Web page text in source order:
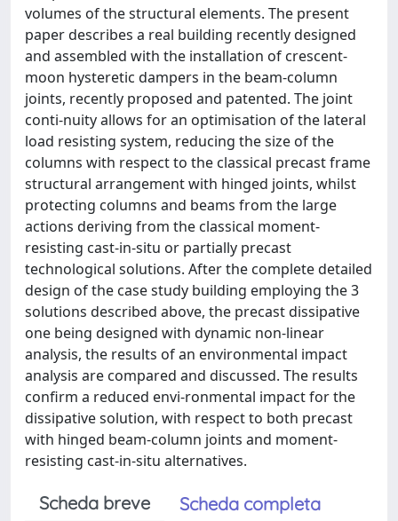
volumes of the structural elements. The present
paper describes a real building recently designed
and assembled with the installation of crescent-
moon hysteretic dampers in the beam-column
joints, recently proposed and patented. The joint
conti-nuity allows for an optimisation of the lateral
load resisting system, reducing the size of the
columns with respect to the classical precast frame
structural arrangement with hinged joints, whilst
protecting columns and beams from the large
actions deriving from the classical moment-
resisting cast-in-situ or partially precast
technological solutions. After the complete detailed
design of the case study building employing the 3
solutions described above, the precast dissipative
one being designed with dynamic non-linear
analysis, the results of an environmental impact
analysis are compared and discussed. The results
confirm a reduced envi-ronmental impact for the
dissipative solution, with respect to both precast
with hinged beam-column joints and moment-
resisting cast-in-situ alternatives.
Scheda breve
Scheda completa